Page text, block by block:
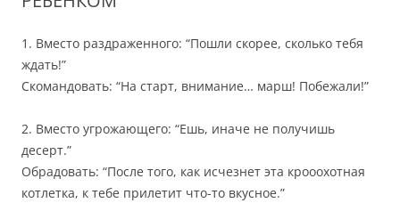
1. Вместо раздраженного: “Пошли скорее, сколько тебя
ждать!”
Скомандовать: “На старт, внимание… марш! Побежали!”
2. Вместо угрожающего: “Ешь, иначе не получишь
десерт.”
Обрадовать: “После того, как исчезнет эта крооохотная
котлетка, к тебе прилетит что-то вкусное.”